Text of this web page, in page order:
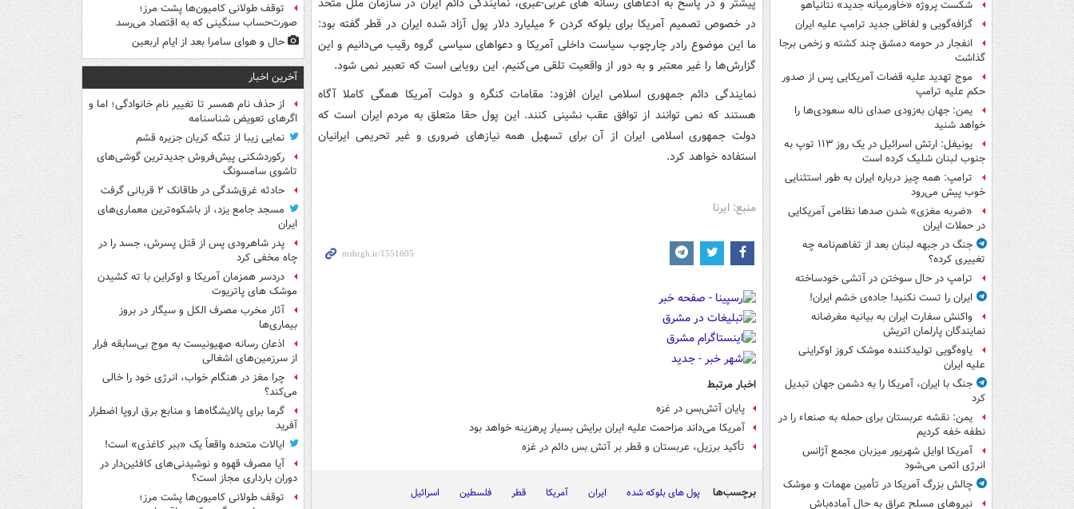
شکست پروژه «خاورمیانه جدید» نتانیاهو
گزافه‌گویی و لفاظی جدید ترامپ علیه ایران
انفجار در حومه دمشق چند کشته و زخمی برجا
گذاشت
موج تهدید علیه قضات آمریکایی پس از صدور
حکم علیه ترامپ
یمن: جهان به‌زودی صدای ناله سعودی‌ها را
خواهد شنید
یونیفل: ارتش اسرائیل در یک روز ۱۱۳ توپ به
جنوب لبنان شلیک کرده است
ترامپ: همه چیز درباره ایران به طور استثنایی
خوب پیش می‌رود
«ضربه مغزی» شدن صدها نظامی آمریکایی
در حملات ایران
جنگ در جبهه لبنان بعد از تفاهم‌نامه چه
تغییری کرده؟
ترامپ در حال سوختن در آتشی خودساخته
ایران را تست نکنید! جاده‌ی خشم ایران!
واکنش سفارت ایران به بیانیه مغرضانه
نمایندگان پارلمان اتریش
یاوه‌گویی تولیدکننده موشک کروز اوکراینی
علیه ایران
جنگ با ایران، آمریکا را به دشمن جهان تبدیل
کرد
یمن: نقشه عربستان برای حمله به صنعاء را در
نطفه خفه کردیم
آمریکا اوایل شهریور میزبان مجمع آژانس
انرژی اتمی می‌شود
چالش بزرگ آمریکا در تأمین مهمات و موشک
نیروهای مسلح عراق به حال آماده‌باش
در خصوص تصمیم آمریکا برای بلوکه کردن ۶ میلیارد دلار پول آزاد شده ایران در قطر گفته بود:
ما این موضوع رادر چارچوب سیاست داخلی آمریکا و دعواهای سیاسی گروه رقیب می‌دانیم و این
گزارش‌ها را غیر معتبر و به دور از واقعیت تلقی می‌کنیم. این رویایی است که تعبیر نمی شود.
نمایندگی دائم جمهوری اسلامی ایران افزود: مقامات کنگره و دولت آمریکا همگی کاملا آگاه
هستند که نمی توانند از توافق عقب نشینی کنند. این پول حقا متعلق به مردم ایران است که
دولت جمهوری اسلامی ایران از آن برای تسهیل همه نیازهای ضروری و غیر تحریمی ایرانیان
استفاده خواهد کرد.
منبع: ایرنا
اخبار مرتبط
پایان آتش‌بس در غزه
آمریکا می‌داند مزاحمت علیه ایران برایش بسیار پرهزینه خواهد بود
تأکید برزیل، عربستان و قطر بر آتش بس دائم در غزه
برچسب‌ها پول های بلوکه شده ایران آمریکا قطر فلسطین اسرائیل
توقف طولانی کامیون‌ها پشت مرز؛
صورت‌حساب سنگینی که به اقتصاد می‌رسد
حال و هوای سامرا بعد از ایام اربعین
آخرین اخبار
از حذف نام همسر تا تغییر نام خانوادگی؛ اما و
اگرهای تعویض شناسنامه
نمایی زیبا از تنگه کریان جزیره قشم
رکوردشکنی پیش‌فروش جدیدترین گوشی‌های
تاشوی سامسونگ
حادثه غرق‌شدگی در طاقانک ۲ قربانی گرفت
مسجد جامع یزد، از باشکوه‌ترین معماری‌های
ایران
پدر شاهرودی پس از قتل پسرش، جسد را در
چاه مخفی کرد
دردسر همزمان آمریکا و اوکراین با ته کشیدن
موشک های پاتریوت
آثار مخرب مصرف الکل و سیگار در بروز
بیماری‌ها
اذعان رسانه صهیونیست به موج بی‌سابقه فرار
از سرزمین‌های اشغالی
چرا مغز در هنگام خواب، انرژی خود را خالی
می‌کند؟
گرما برای پالایشگاه‌ها و منابع برق اروپا اضطرار
آفرید
ایالات متحده واقعاً یک «ببر کاغذی» است!
آیا مصرف قهوه و نوشیدنی‌های کافئین‌دار در
دوران بارداری مجاز است؟
توقف طولانی کامیون‌ها پشت مرز؛